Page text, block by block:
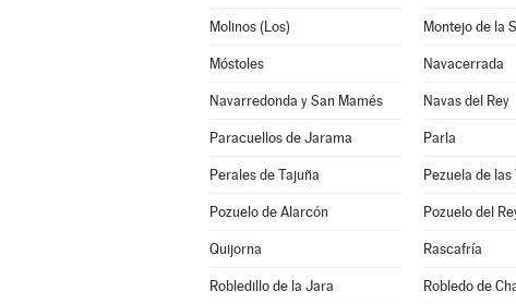
Molinos (Los) Montejo de la
Móstoles Navacerrada
Navarredonda y San Mamés Navas del Rey
Paracuellos de Jarama Parla
Perales de Tajuña Pezuela de
Pozuelo de Alarcón Pozuelo del
Quijorna Rascafría
Robledillo de la Jara Robledo de